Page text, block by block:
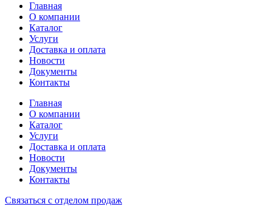
Главная
О компании
Каталог
Услуги
Доставка и оплата
Новости
Документы
Контакты
Главная
О компании
Каталог
Услуги
Доставка и оплата
Новости
Документы
Контакты
Связаться с отделом продаж